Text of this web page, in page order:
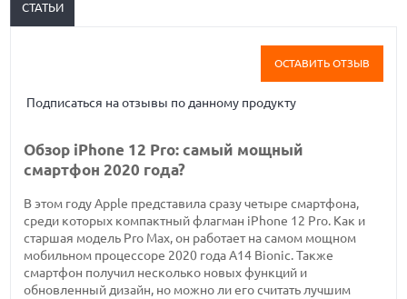
СТАТЬИ
ОСТАВИТЬ ОТЗЫВ
Подписаться на отзывы по данному продукту
Обзор iPhone 12 Pro: самый мощный
смартфон 2020 года?
В этом году Apple представила сразу четыре смартфона,
среди которых компактный флагман iPhone 12 Pro. Как и
старшая модель Pro Max, он работает на самом мощном
мобильном процессоре 2020 года A14 Bionic. Также
смартфон получил несколько новых функций и
обновленный дизайн, но можно ли его считать лучшим